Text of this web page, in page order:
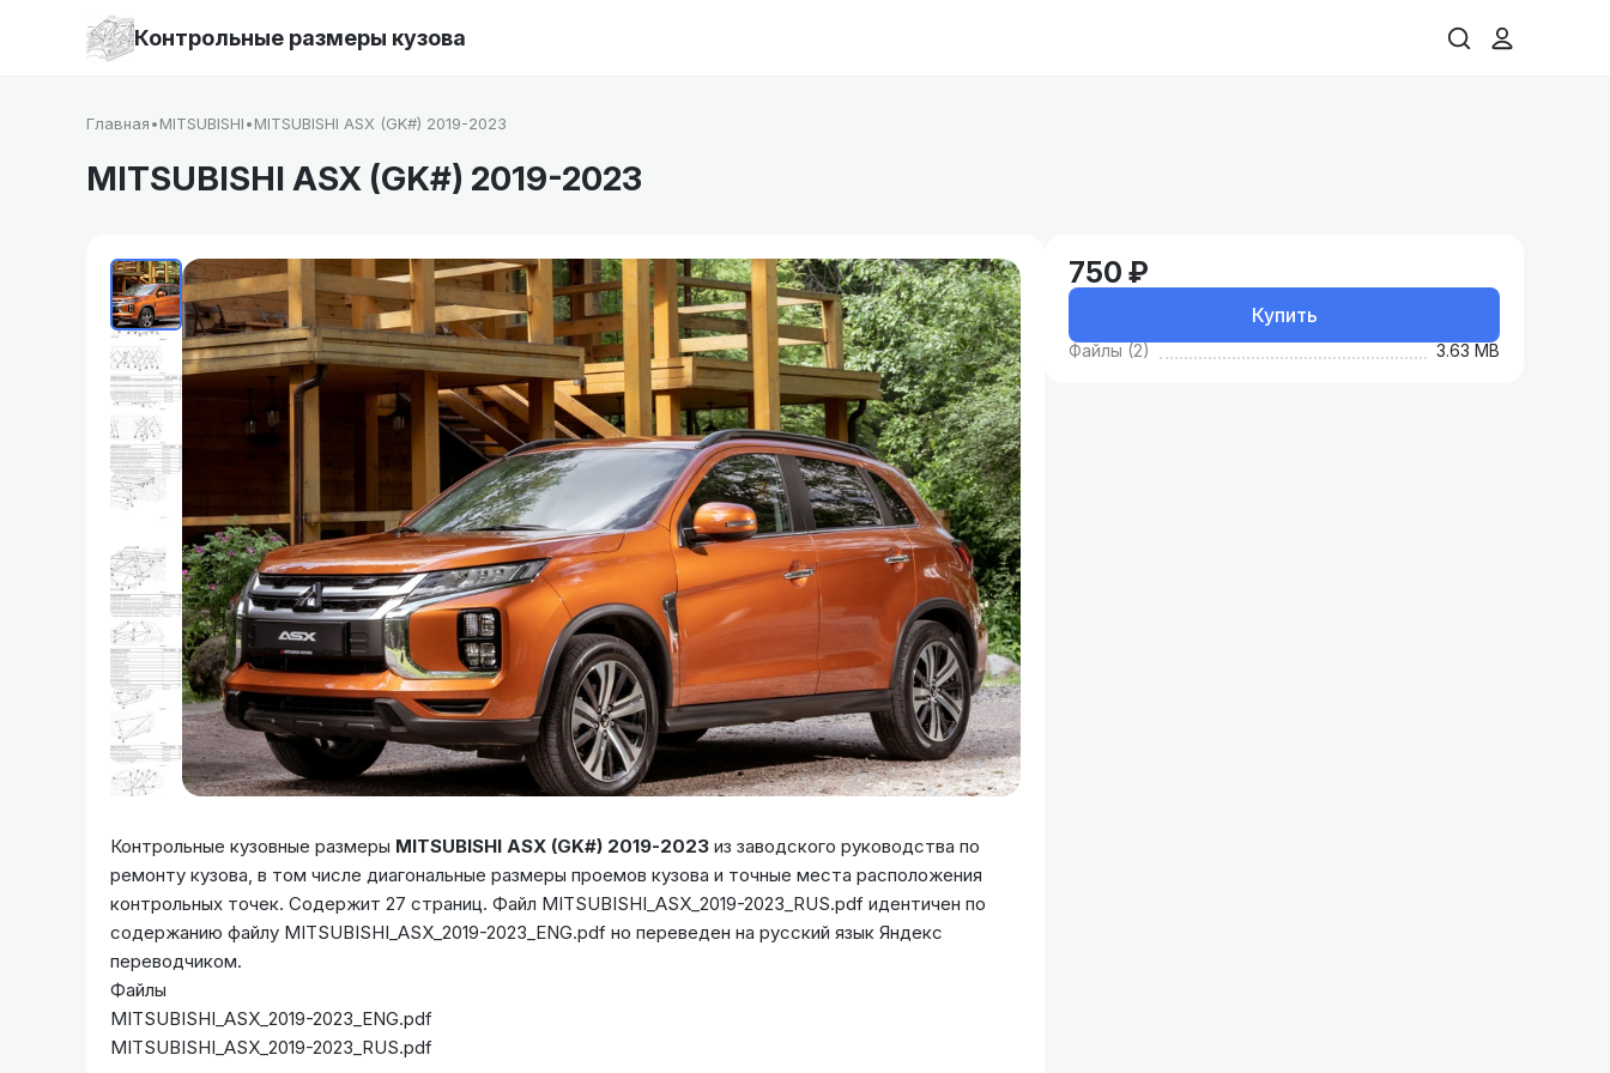
Контрольные размеры кузова
Главная•MITSUBISHI•MITSUBISHI ASX (GK#) 2019-2023
MITSUBISHI ASX (GK#) 2019-2023
Контрольные кузовные размеры MITSUBISHI ASX (GK#) 2019-2023 из заводского руководства по
ремонту кузова, в том числе диагональные размеры проемов кузова и точные места расположения
контрольных точек. Содержит 27 страниц. Файл MITSUBISHI_ASX_2019-2023_RUS.pdf идентичен по
содержанию файлу MITSUBISHI_ASX_2019-2023_ENG.pdf но переведен на русский язык Яндекс
переводчиком.
Файлы
MITSUBISHI_ASX_2019-2023_ENG.pdf
MITSUBISHI_ASX_2019-2023_RUS.pdf
750 ₽
Купить
Файлы (2) 3.63 MB